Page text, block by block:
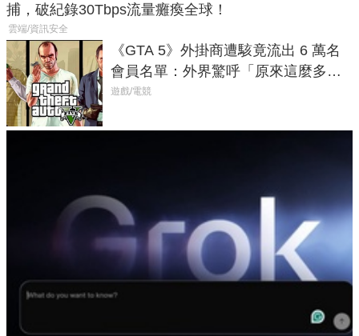
捕，破紀錄30Tbps流量癱瘓全球！
雲端/資訊安全
《GTA 5》外掛商遭駭竟流出 6 萬名
會員名單：外界驚呼「原來這麼多人
在開掛！」
遊戲/電競